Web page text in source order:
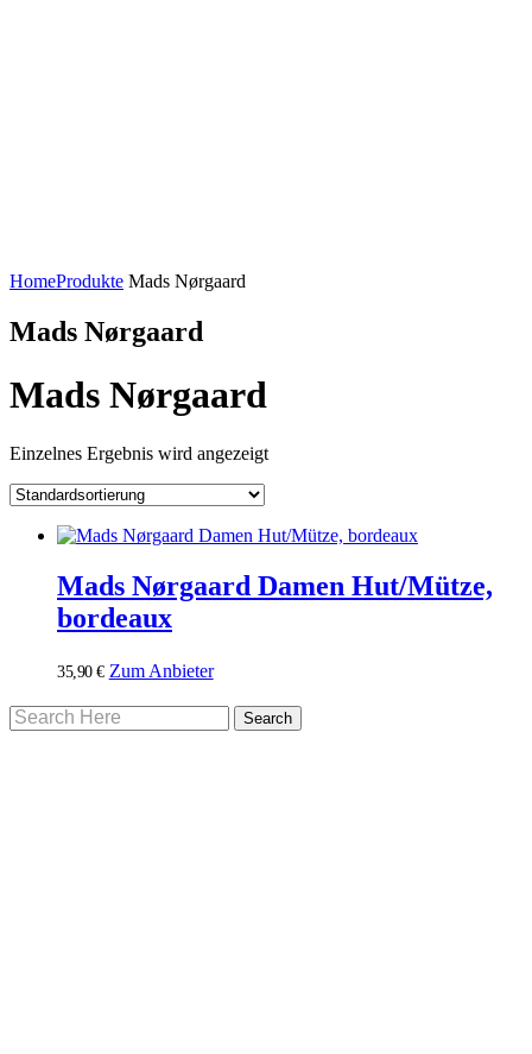
HomeProdukte Mads Nørgaard
Mads Nørgaard
Mads Nørgaard
Einzelnes Ergebnis wird angezeigt
Mads Nørgaard Damen Hut/Mütze,
bordeaux
35,90€ Zum Anbieter